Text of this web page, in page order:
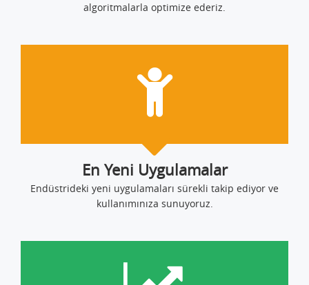
algoritmalarla optimize ederiz.
En Yeni Uygulamalar
Endüstrideki yeni uygulamaları sürekli takip ediyor ve
kullanımınıza sunuyoruz.